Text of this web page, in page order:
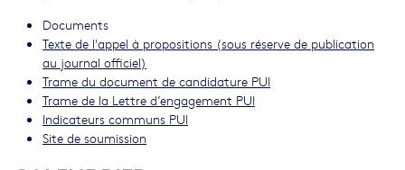
Documents
Texte de l'appel à propositions (sous réserve de publication
au journal officiel)
Trame du document de candidature PUI
Trame de la Lettre d’engagement PUI
Indicateurs communs PUI
Site de soumission